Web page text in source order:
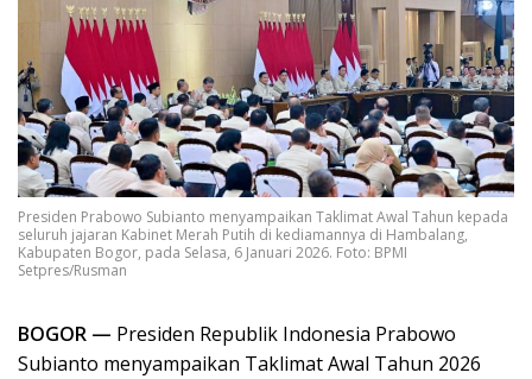
Presiden Prabowo Subianto menyampaikan Taklimat Awal Tahun kepada
seluruh jajaran Kabinet Merah Putih di kediamannya di Hambalang,
Kabupaten Bogor, pada Selasa, 6 Januari 2026. Foto: BPMI
Setpres/Rusman
BOGOR — Presiden Republik Indonesia Prabowo
Subianto menyampaikan Taklimat Awal Tahun 2026